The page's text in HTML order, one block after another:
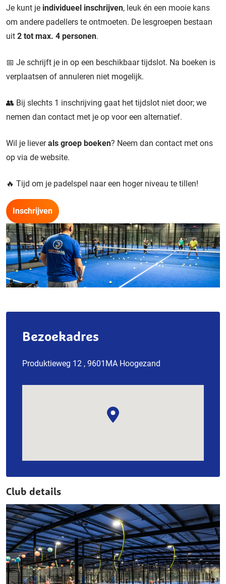
Je kunt je individueel inschrijven, leuk én een mooie kans
om andere padellers te ontmoeten. De lesgroepen bestaan
uit 2 tot max. 4 personen.
📅 Je schrijft je in op een beschikbaar tijdslot. Na boeken is
verplaatsen of annuleren niet mogelijk.
👥 Bij slechts 1 inschrijving gaat het tijdslot niet door; we
nemen dan contact met je op voor een alternatief.
Wil je lieverals groep boeken? Neem dan contact met ons
op via de website.
🔥 Tijd om je padelspel naar een hoger niveau te tillen!
Inschrijven
Bezoekadres
Produktieweg 12 , 9601MA Hoogezand
Club details